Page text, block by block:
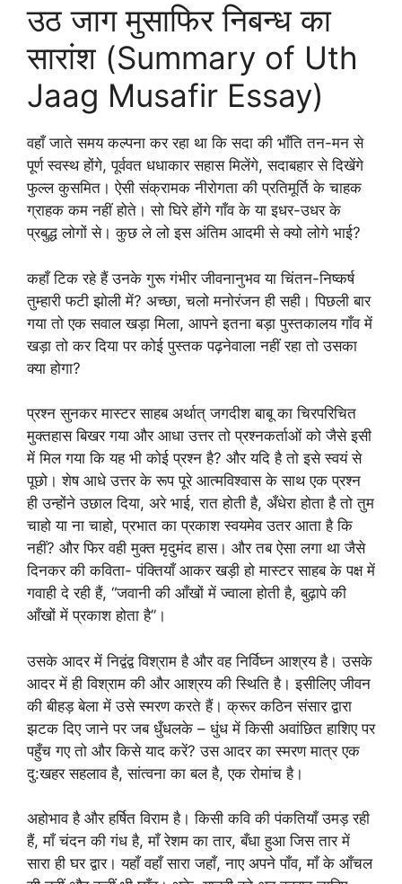
उठ जाग मुसाफिर निबन्ध का
सारांश (Summary of Uth
Jaag Musafir Essay)
वहाँ जाते समय कल्पना कर रहा था कि सदा की भाँति तन-मन से
पूर्ण स्वस्थ होंगे, पूर्ववत धधाकार सहास मिलेंगे, सदाबहार से दिखेंगे
फुल्ल कुसमित। ऐसी संक्रामक नीरोगता की प्रतिमूर्ति के चाहक
ग्राहक कम नहीं होते। सो घिरे होंगे गाँव के या इधर-उधर के
प्रबुद्ध लोगों से। कुछ ले लो इस अंतिम आदमी से क्यो लोगे भाई?
कहाँ टिक रहे हैं उनके गुरू गंभीर जीवनानुभव या चिंतन-निष्कर्ष
तुम्हारी फटी झोली में? अच्छा, चलो मनोरंजन ही सही। पिछली बार
गया तो एक सवाल खड़ा मिला, आपने इतना बड़ा पुस्तकालय गाँव में
खड़ा तो कर दिया पर कोई पुस्तक पढ़नेवाला नहीं रहा तो उसका
क्या होगा?
प्रश्न सुनकर मास्टर साहब अर्थात् जगदीश बाबू का चिरपरिचित
मुक्तहास बिखर गया और आधा उत्तर तो प्रश्नकर्ताओं को जैसे इसी
में मिल गया कि यह भी कोई प्रश्न है? और यदि है तो इसे स्वयं से
पूछो। शेष आधे उत्तर के रूप पूरे आत्मविश्वास के साथ एक प्रश्न
ही उन्होंने उछाल दिया, अरे भाई, रात होती है, अँधेरा होता है तो तुम
चाहो या ना चाहो, प्रभात का प्रकाश स्वयमेव उतर आता है कि
नहीं? और फिर वही मुक्त मृदुमंद हास। और तब ऐसा लगा था जैसे
दिनकर की कविता- पंक्तियाँ आकर खड़ी हो मास्टर साहब के पक्ष में
गवाही दे रही हैं, “जवानी की आँखों में ज्वाला होती है, बुढ़ापे की
आँखों में प्रकाश होता है”।
उसके आदर में निद्वंद्व विश्राम है और वह निर्विघ्न आश्रय है। उसके
आदर में ही विश्राम की और आश्रय की स्थिति है। इसीलिए जीवन
की बीहड़ बेला में उसे स्मरण करते हैं। क्रूर कठिन संसार द्वारा
झटक दिए जाने पर जब धुँधलके – धुंध में किसी अवांछित हाशिए पर
पहुँच गए तो और किसे याद करें? उस आदर का स्मरण मात्र एक
दु:खहर सहलाव है, सांत्वना का बल है, एक रोमांच है।
अहोभाव है और हर्षित विराम है। किसी कवि की पंकतियाँ उमड़ रही
हैं, माँ चंदन की गंध है, माँ रेशम का तार, बँधा हुआ जिस तार में
सारा ही घर द्वार। यहाँ वहाँ सारा जहाँ, नाए अपने पाँव, माँ के आँचल